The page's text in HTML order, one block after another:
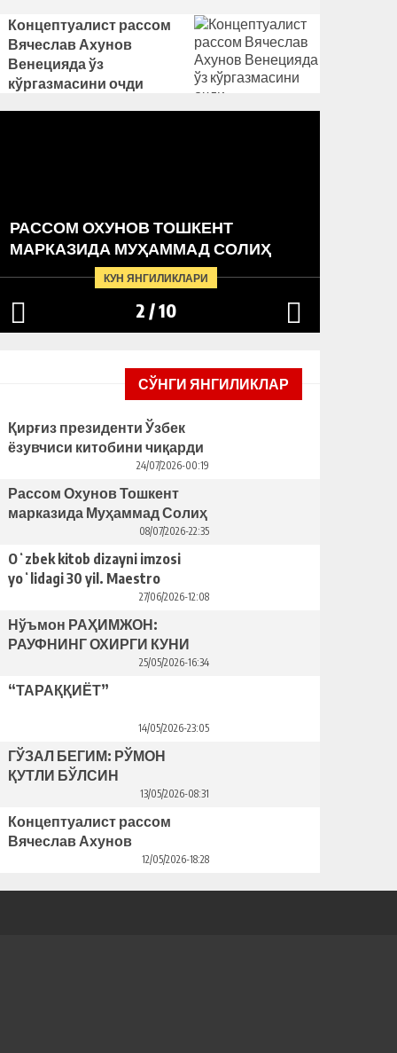
Концептуалист рассом
Вячеслав Ахунов
Венецияда ўз
кўргазмасини очди
КУН ЯНГИЛИКЛАРИ
РАССОМ ОХУНОВ ТОШКЕНТ
МАРКАЗИДА МУҲАММАД СОЛИҲ
ЯCАГАН ҲАЙКАЛНИ ЎРНАТИШНИ
ТАКЛИФ ҚИЛДИ
2 /10
СЎНГИ ЯНГИЛИКЛАР
Қирғиз президенти Ўзбек
ёзувчиси китобини чиқарди
– бунинг ортида қандай
сабаблар турибди?
24/07/2026-00:19
Рассом Охунов Тошкент
марказида Муҳаммад Солиҳ
яcаган ҳайкални ўрнатишни
таклиф қилди
08/07/2026-22:35
Oʻzbek kitob dizayni imzosi
yoʻlidagi 30 yil. Maestro
Bahriddin Bozorov bilan suhbat
27/06/2026-12:08
Нўъмон РАҲИМЖОН:
РАУФНИНГ ОХИРГИ КУНИ
25/05/2026-16:34
“ТАРАҚҚИЁТ”
14/05/2026-23:05
ГЎЗАЛ БЕГИМ: РЎМОН
ҚУТЛИ БЎЛСИН
13/05/2026-08:31
Концептуалист рассом
Вячеслав Ахунов
Венецияда ўз кўргазмасини
12/05/2026-18:28